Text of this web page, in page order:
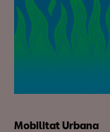
Mobilitat Urbana